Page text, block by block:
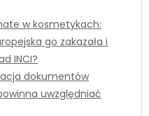
w kosmetykach:
go zakazała i
INCI?
dokumentów
uwzględniać